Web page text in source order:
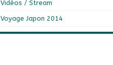
Vidéos / Stream
Voyage Japon 2014